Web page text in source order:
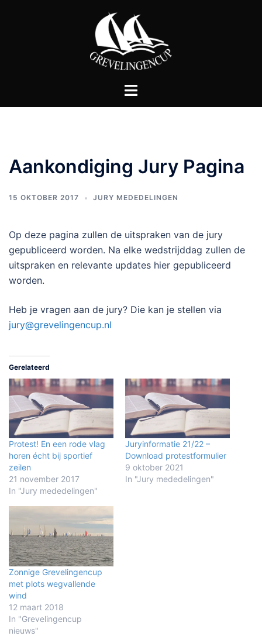
Toggle
Aankondiging Jury Pagina
15 OKTOBER 2017 JURY MEDEDELINGEN
Op deze pagina zullen de uitspraken van de jury
gepubliceerd worden. Na elke wedstrijddag zullen de
uitspraken en relevante updates hier gepubliceerd
worden.
Heb je vragen aan de jury? Die kan je stellen via
jury@grevelingencup.nl
Gerelateerd
Protest! En een rode vlag
horen écht bij sportief
zeilen
21 november 2017
In "Jury mededelingen"
Juryinformatie 21/22 –
Download protestformulier
9 oktober 2021
In "Jury mededelingen"
Zonnige Grevelingencup
met plots wegvallende
wind
12 maart 2018
In "Grevelingencup
nieuws"